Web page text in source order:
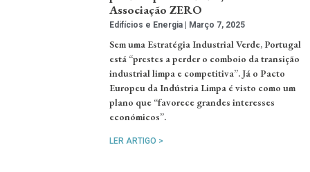
Associação ZERO
Edifícios e Energia Março 7, 2025
Sem uma Estratégia Industrial Verde, Portugal
está “prestes a perder o comboio da transição
industrial limpa e competitiva”. Já o Pacto
Europeu da Indústria Limpa é visto como um
plano que “favorece grandes interesses
económicos”.
LER ARTIGO >